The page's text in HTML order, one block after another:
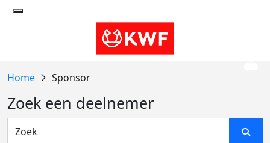
Sponsor
Zoek een deelnemer